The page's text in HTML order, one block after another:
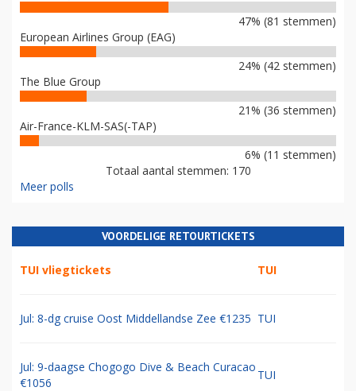
47% (81 stemmen)
European Airlines Group (EAG)
24% (42 stemmen)
The Blue Group
21% (36 stemmen)
Air-France-KLM-SAS(-TAP)
6% (11 stemmen)
Totaal aantal stemmen: 170
Meer polls
VOORDELIGE RETOURTICKETS
TUI vliegtickets TUI
Jul: 8-dg cruise Oost Middellandse Zee €1235 TUI
Jul: 9-daagse Chogogo Dive & Beach Curacao
€1056
TUI